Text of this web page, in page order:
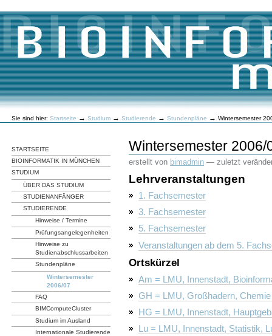
Direkt
zum
Inhalt
|
Direkt
zur
Navigation
Benutzerspezifische
Werkzeuge
Sie sind hier: Startseite →Studium →Studierende →Stundenpläne →Wintersemester
STARTSEITE
BIOINFORMATIK IN MÜNCHEN
STUDIUM
ÜBER DAS STUDIUM
STUDIENANFÄNGER
STUDIERENDE
Hinweise / Termine
Prüfungsangelegenheiten
Hinweise zu
Studienabschlussarbeiten
Stundenpläne
Wintersemester
2006/07
FAQ
BIMComputeCluster
Studium im Ausland
Internationale Studierende
Wintersemester 2006/
erstellt von bimadmin —zuletzt
Lehrveranstaltungen
1. Fachsemester
3. Fachsemester
5. Fachsemester
Veranstaltungen ab dem 5.
Ortskürzel
Am = LMU, Innenstadt,
GH = LMU, Großhadern,
HG = LMU, Innenstadt,
Lu = LMU, Innenstadt, Statistik,